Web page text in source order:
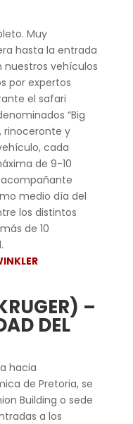
Muy
hasta la entrada
nuestros vehículos
por expertos
el safari
“Big
rinoceronte y
cada
de 9-10
acompañante
medio día del
los distintos
de 10
–
DEL
hacia
de Pretoria, se
Building o sede
a los